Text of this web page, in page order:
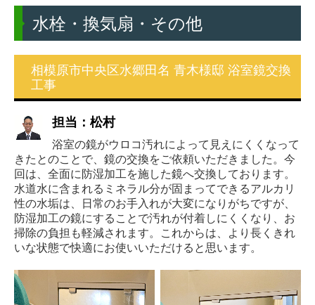
地域コミュニティ
リフォーム前の豆知識
耐震チェック
リプラスについて
リプラスの仕事
リプラスの社員
リプラスの制度
新卒採用
中途採用
プライバシーポリシー
水栓・換気扇・その他
相模原市中央区水郷田名 青木様邸 浴室鏡交換
工事
担当：松村
浴室の鏡がウロコ汚れによって見えにくくなって
きたとのことで、鏡の交換をご依頼いただきました。今
回は、全面に防湿加工を施した鏡へ交換しております。
水道水に含まれるミネラル分が固まってできるアルカリ
性の水垢は、日常のお手入れが大変になりがちですが、
防湿加工の鏡にすることで汚れが付着しにくくなり、お
掃除の負担も軽減されます。これからは、より長くきれ
いな状態で快適にお使いいただけると思います。